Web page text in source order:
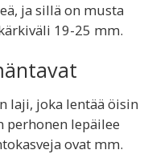
ja sillä on musta
19-25 mm.
laji, joka lentää öisin
perhonen lepäilee
ovat mm.